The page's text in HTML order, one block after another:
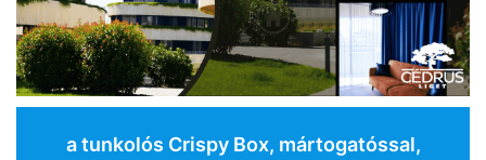
a tunkolós Crispy Box, mártogatóssal,